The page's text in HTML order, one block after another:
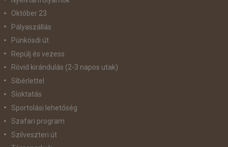
Október 23
Pályaszállás
Pünkösdi út
Repülj és vezess
Rövid kirándulás (2-3 napos utak)
Síbérlettel
Síoktatás
Sportolási lehetőség
Szafari program
Szilveszteri út